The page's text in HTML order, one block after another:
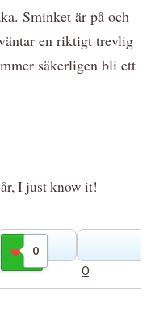
Sminket är på och
en riktigt trevlig
säkerligen bli ett
I just know it!
0
Gilla
0